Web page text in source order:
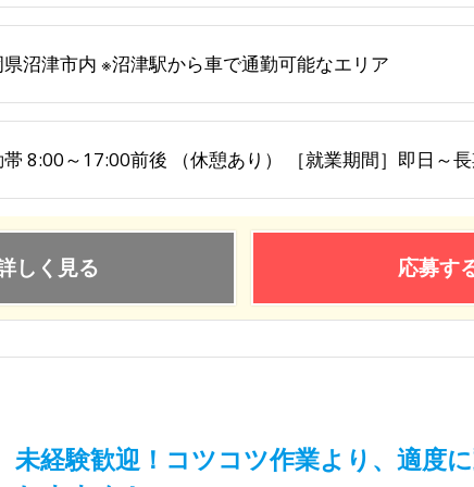
沼津市内 ※沼津駅から車で通勤可能なエリア
8:00～17:00前後 （休憩あり） ［就業期間］即日～
しく見る 応募す
未経験歓迎！コツコツ作業より、適度